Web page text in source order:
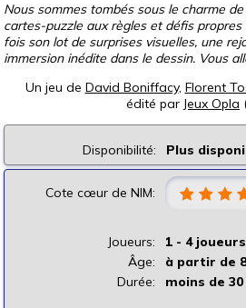
Nous sommes tombés sous le charme
cartes-puzzle aux règles et défis
fois son lot de surprises visuelles, une
immersion inédite dans le dessin. Vous
Un jeu de David Boniffacy, Florent
édité par Jeux Opla
Disponibilité: Plus
Cote cœur de NIM:
Joueurs:
1 - 4 joueurs
Âge:
à partir de
Durée:
moins de